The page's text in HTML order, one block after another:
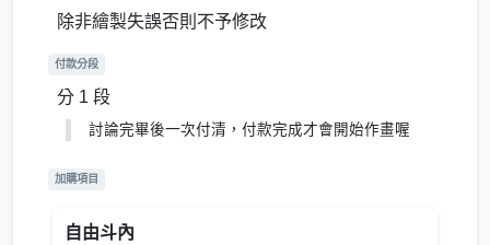
除非繪製失誤否則不予修改
付款分段
分 1 段
討論完畢後一次付清，付款完成才會開始作畫喔
加購項目
自由斗內